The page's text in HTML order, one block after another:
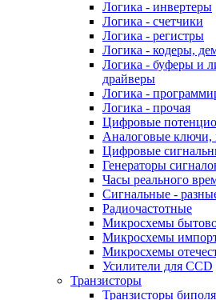
Логика - инвертеры
Логика - счетчики
Логика - регистры
Логика - кодеры,
Логика - буферы и
драйверы
Логика -
Логика - прочая
Цифровые
Аналоговые ключи,
Цифровые
Генераторы
Часы реального
Сигнальные -
Радиочастотные
Микросхемы
Микросхемы
Микросхемы
Усилители для CCD
Транзисторы
Транзисторы